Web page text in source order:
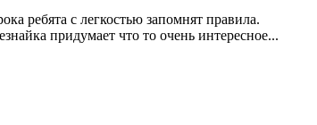
ребята с легкостью запомнят правила.
придумает что то очень интересное...